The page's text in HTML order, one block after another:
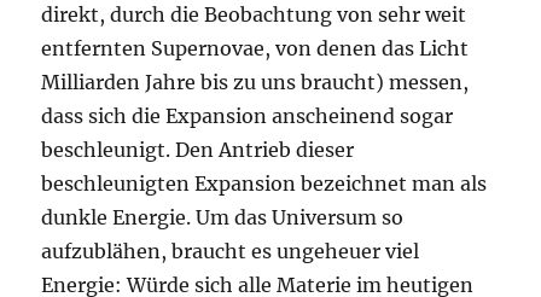
direkt, durch die Beobachtung von sehr weit
entfernten Supernovae, von denen das Licht
Milliarden Jahre bis zu uns braucht) messen,
dass sich die Expansion anscheinend sogar
beschleunigt. Den Antrieb dieser
beschleunigten Expansion bezeichnet man als
dunkle Energie. Um das Universum so
aufzublähen, braucht es ungeheuer viel
Energie: Würde sich alle Materie im heutigen